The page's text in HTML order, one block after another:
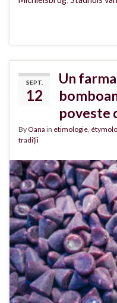
SEPT.
12
Un
poveste
ByOana in etimologie,
tradiții